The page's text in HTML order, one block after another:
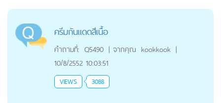
ครีมกันแดดสีเนื้อ
คำถามที่: Q5490 | จากคุณ kookkook |
10/8/2552 10:03:51
VIEWS 3088